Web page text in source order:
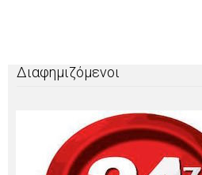
Διαφημιζόμενοι